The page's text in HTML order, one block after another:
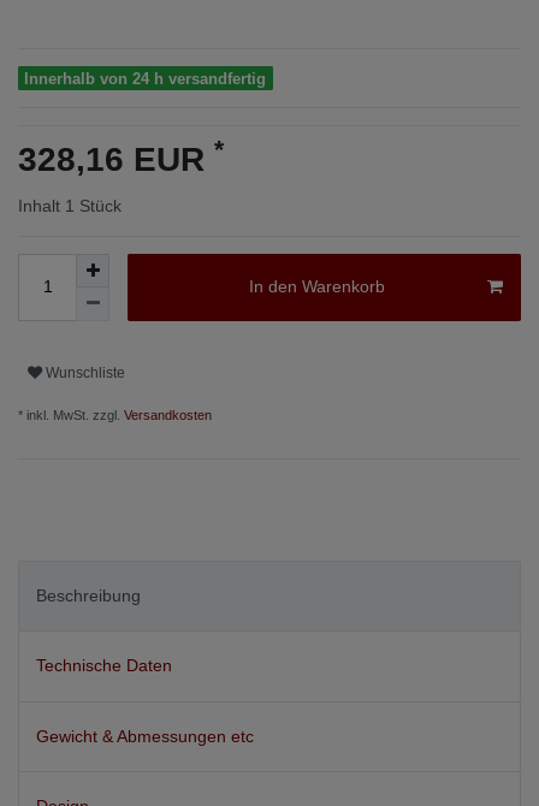
Innerhalb von 24 h versandfertig
328,16 EUR *
Inhalt 1 Stück
In den Warenkorb
Wunschliste
* inkl. MwSt. zzgl. Versandkosten
Beschreibung
Technische Daten
Gewicht & Abmessungen etc